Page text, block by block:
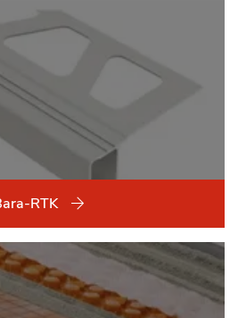
RTK